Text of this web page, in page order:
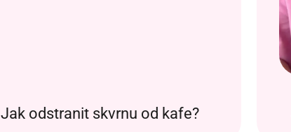
Jak odstranit skvrnu od kafe?